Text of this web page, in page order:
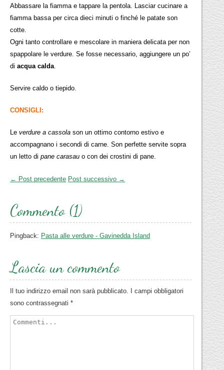
Abbassare la fiamma e tappare la pentola. Lasciar cucinare a
fiamma bassa per circa dieci minuti o finché le patate son
cotte.
Ogni tanto controllare e mescolare in maniera delicata per non
spappolare le verdure. Se fosse necessario, aggiungere un po’
diacqua calda
Servire caldo o tiepido.
CONSIGLI:
Leverdure a cassola son un ottimo contorno estivo e
accompagnano i secondi di carne. Son perfette servite sopra
un letto dipane carasau o con dei crostini di pane.
← Post precedente Post successivo →
Commento (1)
Pingback: Pasta alle verdure - Gavinedda Island
Lascia un commento
Il tuo indirizzo email non sarà pubblicato.
I campi obbligatori
sono contrassegnati*